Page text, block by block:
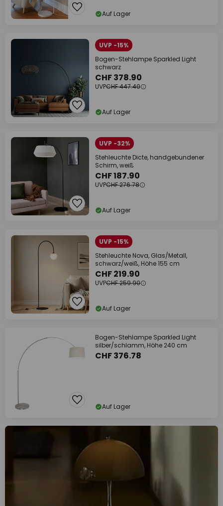
Auf Lager
UVP -15%
Bogen-Stehlampe Sparkled Light
schwarz
CHF 378.90
UVPCHF 447.40
Auf Lager
UVP -32%
Stehleuchte Dicte, handgebundener
Schirm, weiß
CHF 187.90
UVPCHF 276.78
Auf Lager
UVP -15%
Stehleuchte Nova, Glas/Metall,
schwarz/weiß, Höhe 155 cm
CHF 219.90
UVPCHF 259.90
Auf Lager
Bogen-Stehlampe Sparkled Light
silber/schlamm, Höhe 240 cm
CHF 376.78
Auf Lager